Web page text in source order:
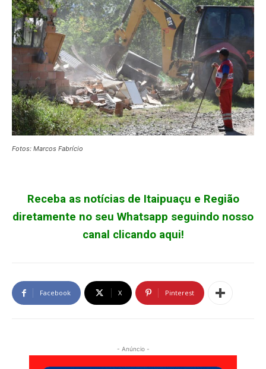
Fotos: Marcos Fabrício
Receba as notícias de Itaipuaçu e Região
diretamente no seu Whatsapp seguindo nosso
canal clicando aqui!
Facebook X Pinterest
- Anúncio -